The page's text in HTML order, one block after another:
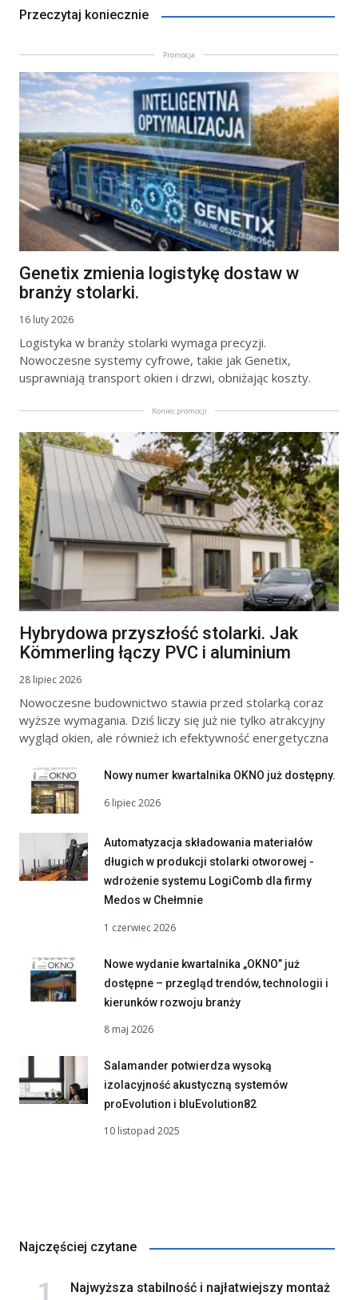
Przeczytaj koniecznie
Promocja
Genetix zmienia logistykę dostaw w
branży stolarki.
16 luty 2026
Logistyka w branży stolarki wymaga precyzji.
Nowoczesne systemy cyfrowe, takie jak Genetix,
usprawniają transport okien i drzwi, obniżając koszty.
Koniec promocji
Hybrydowa przyszłość stolarki. Jak
Kömmerling łączy PVC i aluminium
28 lipiec 2026
Nowoczesne budownictwo stawia przed stolarką coraz
wyższe wymagania. Dziś liczy się już nie tylko atrakcyjny
wygląd okien, ale również ich efektywność energetyczna
Nowy numer kwartalnika OKNO już dostępny.
6 lipiec 2026
Automatyzacja składowania materiałów
długich w produkcji stolarki otworowej -
wdrożenie systemu LogiComb dla firmy
Medos w Chełmnie
1 czerwiec 2026
Nowe wydanie kwartalnika „OKNO” już
dostępne – przegląd trendów, technologii i
kierunków rozwoju branży
8 maj 2026
Salamander potwierdza wysoką
izolacyjność akustyczną systemów
proEvolution i bluEvolution82
10 listopad 2025
Najczęściej czytane
Najwyższa stabilność i najłatwiejszy montaż